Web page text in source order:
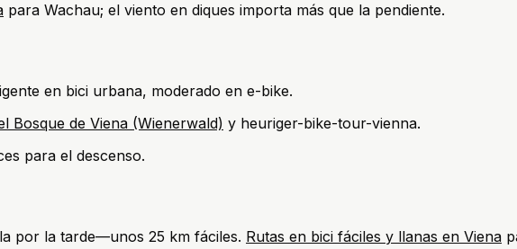
para Wachau; el viento en diques importa más que la pendiente.
en bici urbana, moderado en e-bike.
Bosque de Viena (Wienerwald) y heuriger-bike-tour-vienna.
para el descenso.
por la tarde—unos 25 km fáciles. Rutas en bici fáciles y llanas en Viena